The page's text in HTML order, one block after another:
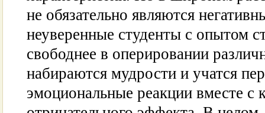
не обязательно являются
неуверенные студенты с опытом
свободнее в оперировании
набираются мудрости и учатся
эмоциональные реакции вместе с